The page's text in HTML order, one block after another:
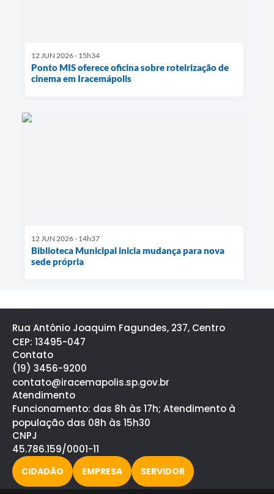
12 JUN 2026 - 15h34
Ponto MIS oferece oficina sobre roteirização de
cinema em Iracemápolis
12 JUN 2026 - 14h37
Biblioteca Municipal inicia mudança para nova
sede própria
Rua Antônio Joaquim Fagundes, 237, Centro
CEP: 13495-047
Contato
(19) 3456-9200
contato@iracemapolis.sp.gov.br
Atendimento
Funcionamento: das 8h às 17h; Atendimento à
população das 08h às 15h30
CNPJ
45.786.159/0001-11
CIDADÃO EMPRESA SERVIDOR